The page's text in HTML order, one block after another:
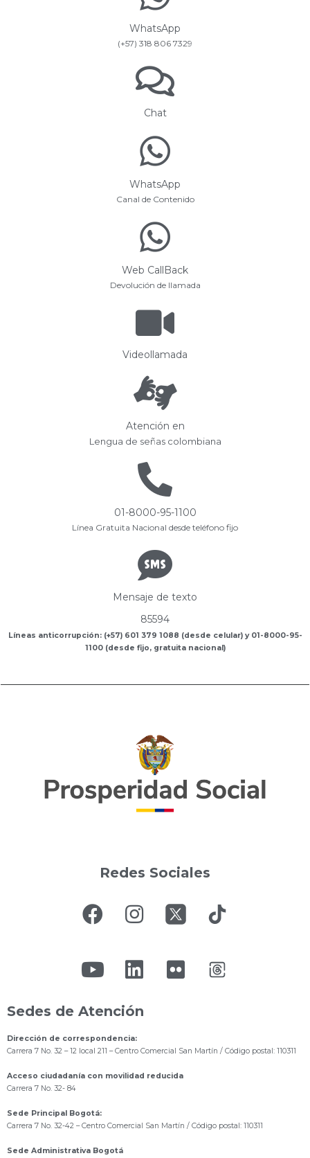
WhatsApp
(+57) 318 806 7329
Chat
WhatsApp
Canal de Contenido
Web CallBack
Devolución de llamada
Videollamada
Atención en
Lengua de señas colombiana
01-8000-95-1100
Línea Gratuita Nacional desde teléfono fijo
Mensaje de texto
85594
Líneas anticorrupción: (+57) 601 379 1088 (desde celular) y 01-8000-95-
1100 (desde fijo, gratuita nacional)
Redes Sociales
Sedes de Atención
Dirección de correspondencia:
Carrera 7 No. 32 – 12 local 211 – Centro Comercial San Martín / Código postal: 110311
Acceso ciudadanía con movilidad reducida
Carrera 7 No. 32- 84
Sede Principal Bogotá:
Carrera 7 No. 32-42 – Centro Comercial San Martín / Código postal: 110311
Sede Administrativa Bogotá